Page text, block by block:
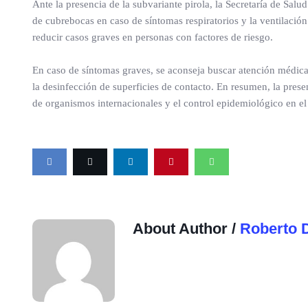
Ante la presencia de la subvariante pirola, la Secretaría de
de cubrebocas en caso de síntomas respiratorios y la
reducir casos graves en personas con factores de riesgo.
En caso de síntomas graves, se aconseja buscar atención
la desinfección de superficies de contacto. En resumen, la
de organismos internacionales y el control epidemiológico en
About Author / Roberto